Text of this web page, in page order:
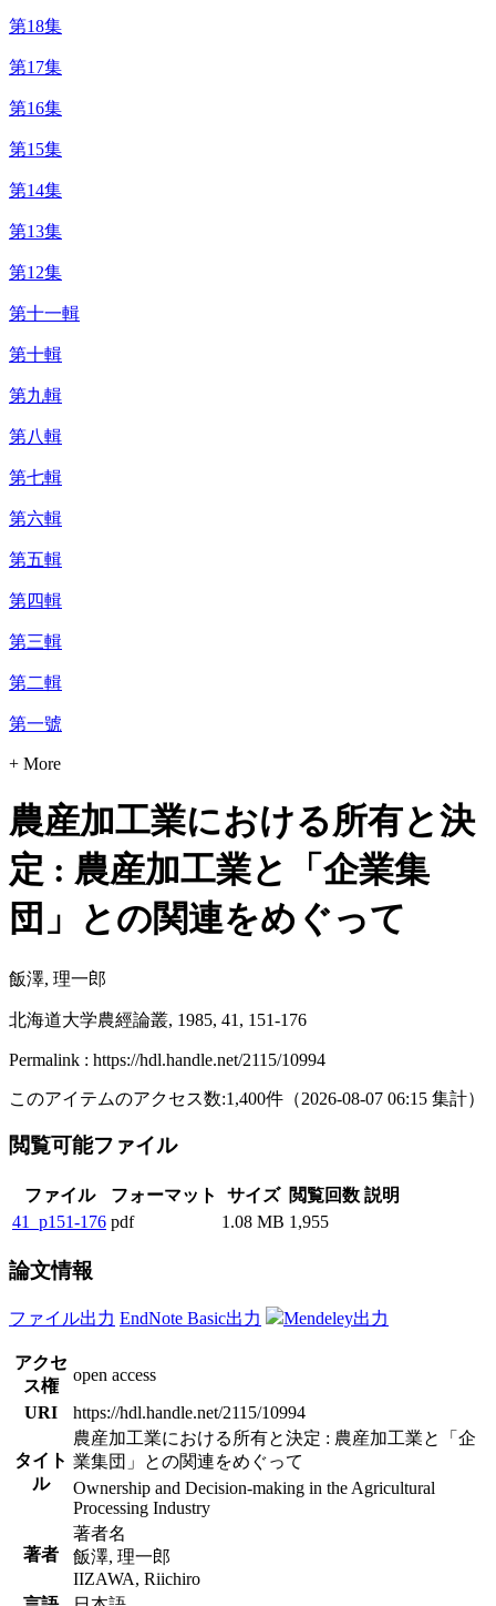
第18集
第17集
第16集
第15集
第14集
第13集
第12集
第十一輯
第十輯
第九輯
第八輯
第七輯
第六輯
第五輯
第四輯
第三輯
第二輯
第一號
+ More
農産加工業における所有と決
定 : 農産加工業と「企業集
団」との関連をめぐって
飯澤, 理一郎
北海道大学農經論叢, 1985, 41, 151-176
Permalink : https://hdl.handle.net/2115/10994
このアイテムのアクセス数:1,400件 （2026-08-07 06:15 集計）
閲覧可能ファイル
ファイル フォーマット サイズ 閲覧回数 説明
41_p151-176 pdf 1.08 MB 1,955
論文情報
ファイル出力 EndNote Basic出力 Mendeley出力
アクセ
ス権
open access
URI
https://hdl.handle.net/2115/10994
タイト
ル
農産加工業における所有と決定 : 農産加工業と「企
業集団」との関連をめぐって
Ownership and Decision-making in the Agricultural
Processing Industry
著者
著者名
飯澤, 理一郎
IIZAWA, Riichiro